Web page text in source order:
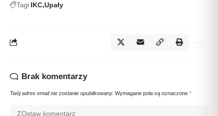
Tagi IKC Upały
Brak komentarzy
Twój adres email nie zostanie opublikowany. Wymagane pola są oznaczone *